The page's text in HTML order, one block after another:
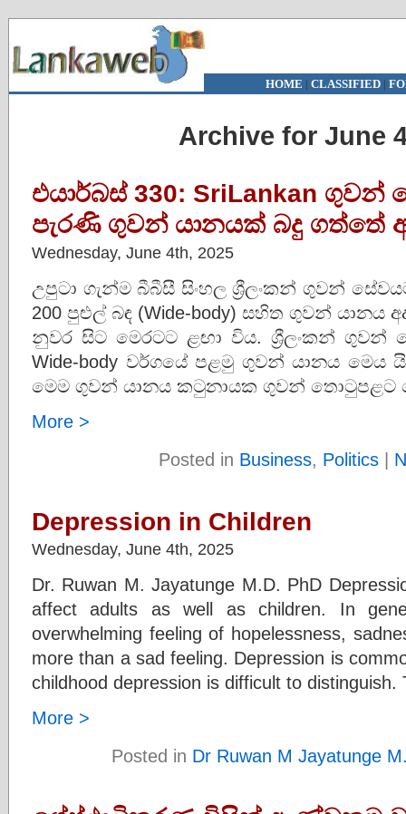
HOME | CLASSIFIED|
Archive for June
එයාර්බස් 330: SriLankan ගුවන්
පැරණි ගුවන් යානයක් බදු ගත්තේ
Wednesday, June 4th, 2025
උපුටා ගැන්ම බීබීසී සිංහල ශ්‍රීලංකන් ගුවන්
200 පුළුල් බඳ (Wide-body) සහිත ගුවන් යානය
නුවර සිට මෙරටට ළඟා විය. ශ්‍රීලංකන් ගුවන්
Wide-body වර්ගයේ පළමු ගුවන් යානය මෙය යි.
මෙම ගුවන් යානය කටුනායක ගුවන් තොටුපළට
More >
Posted in Business, Politics |
Depression in Children
Wednesday, June 4th, 2025
Dr. Ruwan M. Jayatunge M.D. PhD
affect adults as well as children. In
overwhelming feeling of hopelessness,
more than a sad feeling. Depression is
childhood depression is difficult to
More >
Posted in Dr Ruwan M Jayatunge